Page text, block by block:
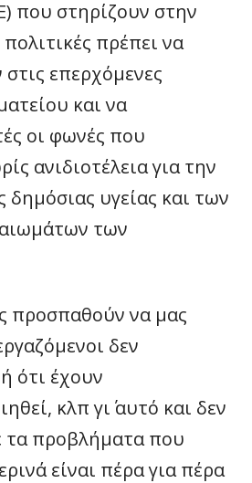
που στηρίζουν στην
πρέπει να
επερχόμενες
και να
οι φωνές που
ανιδιοτέλεια για την
υγείας και των
των
προσπαθούν να μας
δεν
ότι έχουν
κλπ γι΄ αυτό και δεν
τα προβλήματα που
είναι πέρα για πέρα